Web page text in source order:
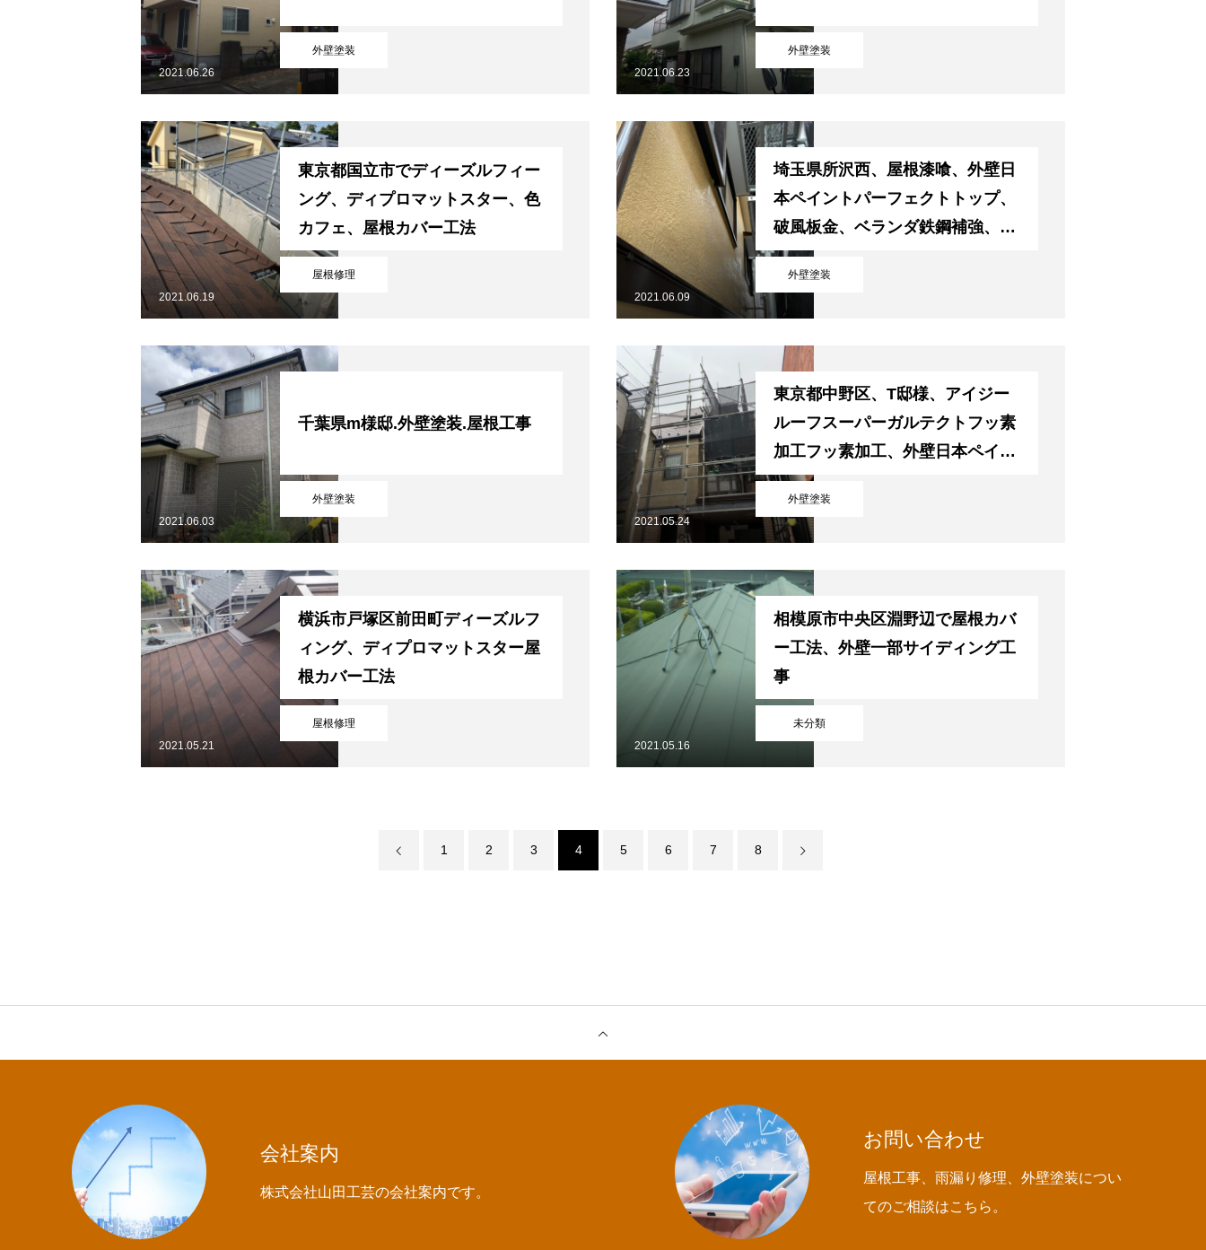
業務内容
施工の流れ
施工例
会社概要
お問い合わせ
サイトマップ
HOME 業務内容 料金 施工の流れ 施工例
会社概要
お問い合わせ
サイトマップ
外壁塗装
2021.06.26
外壁塗装
2021.06.23
屋根修理
東京都国立市でディーズルフィー
ング、ディプロマットスター、色
カフェ、屋根カバー工法
2021.06.19
外壁塗装
埼玉県所沢西、屋根漆喰、外壁日
本ペイントパーフェクトトップ、
破風板金、ベランダ鉄鋼補強、軒
樋、工事
2021.06.09
外壁塗装
千葉県m様邸.外壁塗装.屋根工事
2021.06.03
外壁塗装
東京都中野区、T邸様、アイジー
ルーフスーパーガルテクトフッ素
加工フッ素加工、外壁日本ペイン
トパーフェクトトップ
2021.05.24
屋根修理
横浜市戸塚区前田町ディーズルフ
ィング、ディプロマットスター屋
根カバー工法
2021.05.21
未分類
相模原市中央区淵野辺で屋根カバ
ー工法、外壁一部サイディング工
事
2021.05.16
1 2 3 4 5 6 7 8
会社案内
株式会社山田工芸の会社案内です。
お問い合わせ
屋根工事、雨漏り修理、外壁塗装につい
てのご相談はこちら。